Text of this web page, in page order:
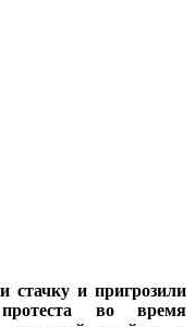
стачку и пригрозили
во время